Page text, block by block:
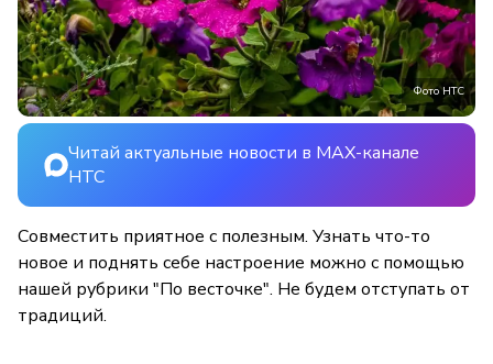
Фото НТС
Читай актуальные новости в MAX-канале
НТС
Совместить приятное с полезным. Узнать что-то
новое и поднять себе настроение можно с помощью
нашей рубрики "По весточке". Не будем отступать от
традиций.